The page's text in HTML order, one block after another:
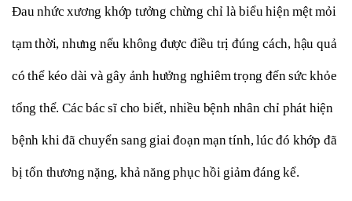
Đau nhức xương khớp tưởng chừng chỉ là biểu hiện mệt mỏi
tạm thời, nhưng nếu không được điều trị đúng cách, hậu quả
có thể kéo dài và gây ảnh hưởng nghiêm trọng đến sức khỏe
tổng thể. Các bác sĩ cho biết, nhiều bệnh nhân chỉ phát hiện
bệnh khi đã chuyển sang giai đoạn mạn tính, lúc đó khớp đã
bị tổn thương nặng, khả năng phục hồi giảm đáng kể.